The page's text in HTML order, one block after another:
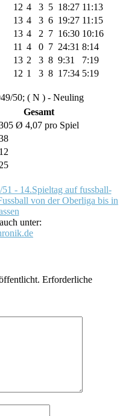
12 4 3 5 18:27 11:13
13 4 3 6 19:27 11:15
13 4 2 7 16:30 10:16
11 4 0 7 24:31 8:14
13 2 3 8 9:31
7:19
12 1 3 8 17:34 5:19
50; ( N ) - Neuling
Gesamt
Ø 4,07 pro Spiel
12
25
unter:
Erforderliche